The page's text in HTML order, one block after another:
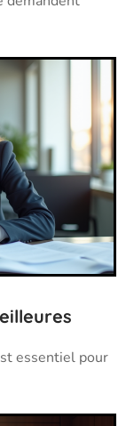
essentiel pour